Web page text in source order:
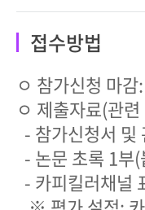
접수방법
ㅇ 참가신청 마
ㅇ 제출자료(관
- 참가신청서 및
- 논문 초록 1부
- 카피킬러채널